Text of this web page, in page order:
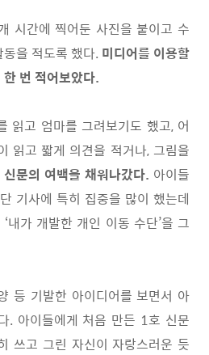
시간에 찍어둔 사진을 붙이고 수
을 적도록 했다. 미디어를 이용할
번 적어보았다.
읽고 엄마를 그려보기도 했고, 어
읽고 짧게 의견을 적거나, 그림을
신문의 여백을 채워나갔다. 아이들
기사에 특히 집중을 많이 했는데
‘내가 개발한 개인 이동 수단’을 그
등 기발한 아이디어를 보면서 아
. 아이들에게 처음 만든 1호 신문
쓰고 그린 자신이 자랑스러운 듯